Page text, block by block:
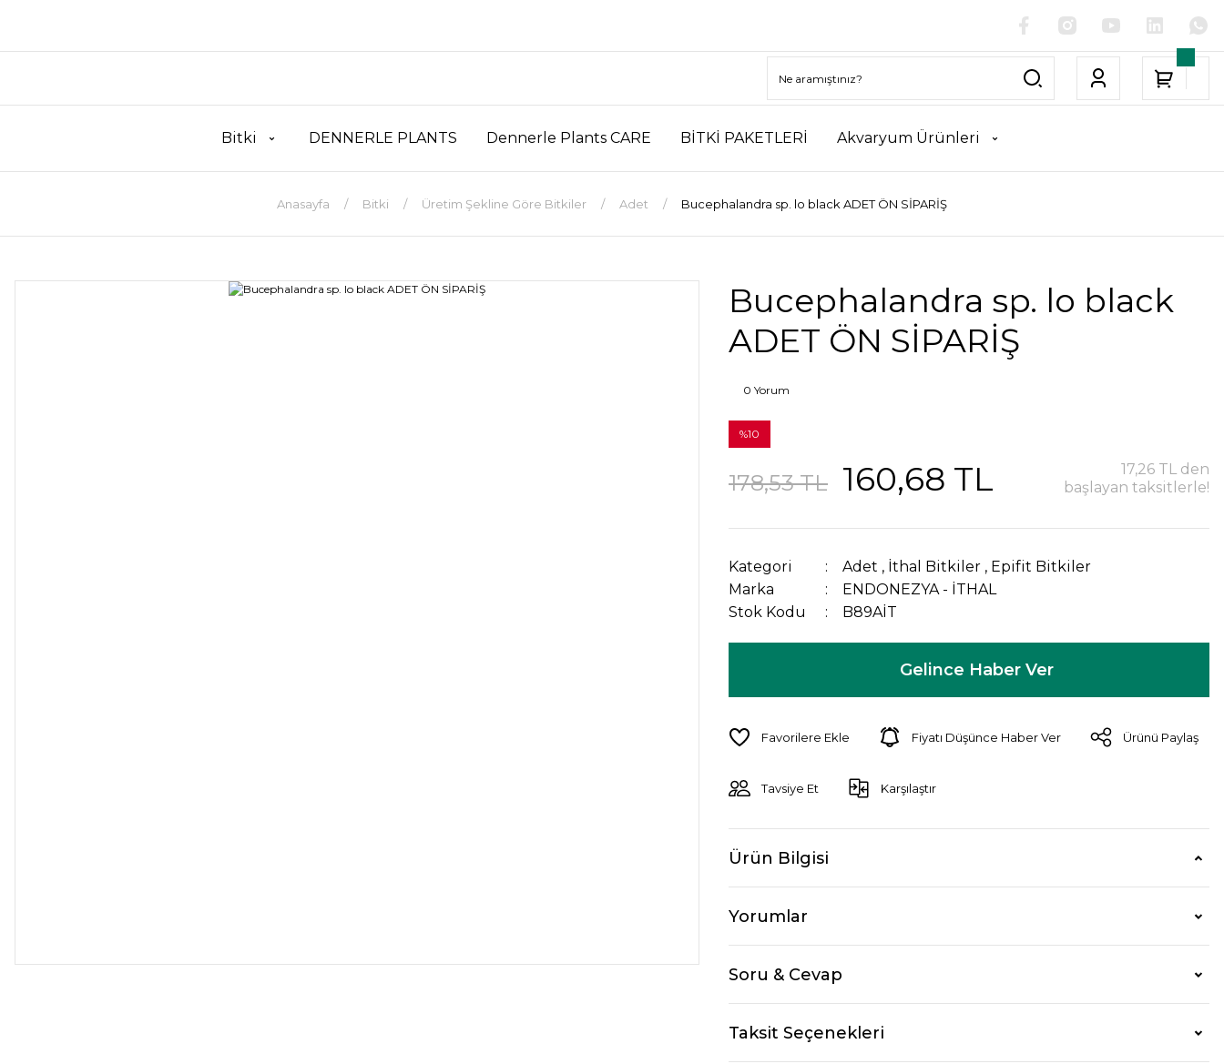
Bitki DENNERLE PLANTS Dennerle Plants CARE BİTKİ PAKETLERİ Akvaryum Ürünleri
Anasayfa Bitki Üretim Şekline Göre Bitkiler Adet Bucephalandra sp. lo black ADET ÖN SİPARİŞ
Bucephalandra sp. lo black
ADET ÖN SİPARİŞ
0 Yorum
%10
178,53 TL 160,68 TL
17,26 TL den
başlayan taksitlerle!
Kategori Adet , İthal Bitkiler , Epifit Bitkiler
Marka
ENDONEZYA - İTHAL
Stok Kodu
B89AİT
Gelince Haber Ver
Fiyatı Düşünce Haber Ver Ürünü Paylaş
Tavsiye Et Karşılaştır
Ürün Bilgisi
Yorumlar
Soru & Cevap
Taksit Seçenekleri